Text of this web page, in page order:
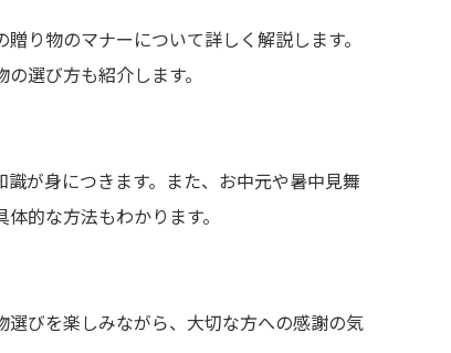
り物のマナーについて詳しく解説します。
選び方も紹介します。
が身につきます。また、お中元や暑中見舞
的な方法もわかります。
びを楽しみながら、大切な方への感謝の気